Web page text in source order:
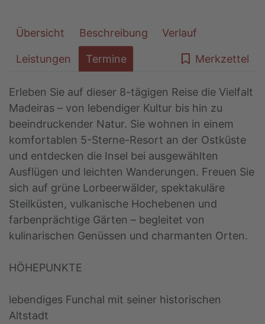
Übersicht Beschreibung Verlauf
Leistungen Termine Merkzettel
Erleben Sie auf dieser 8-tägigen Reise die Vielfalt
Madeiras – von lebendiger Kultur bis hin zu
beeindruckender Natur. Sie wohnen in einem
komfortablen 5-Sterne-Resort an der Ostküste
und entdecken die Insel bei ausgewählten
Ausflügen und leichten Wanderungen. Freuen Sie
sich auf grüne Lorbeerwälder, spektakuläre
Steilküsten, vulkanische Hochebenen und
farbenprächtige Gärten – begleitet von
kulinarischen Genüssen und charmanten Orten.
HÖHEPUNKTE
lebendiges Funchal mit seiner historischen
Altstadt